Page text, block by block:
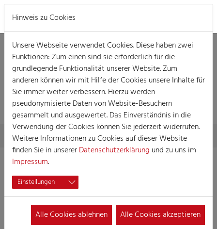
VERANSTALTUNG
Skip to main content
You are here:
Home Session Veranstaltungen Veranstaltung
Prunk- und Kostümsitzung
20.01.2024 19:00
Veranstaltungen, Prunksitzung, Kostümsitzung
Prunk- und Kostümsitzung der KKG Alt Lindenthal e.V.
Hinweis zu Cookies
Unsere Webseite verwendet Cookies. Diese haben zwei
Funktionen: Zum einen sind sie erforderlich für die
grundlegende Funktionalität unserer Website. Zum
anderen können wir mit Hilfe der Cookies unsere Inhalte für
Sie immer weiter verbessern. Hierzu werden
pseudonymisierte Daten von Website-Besuchern
gesammelt und ausgewertet. Das Einverständnis in die
Verwendung der Cookies können Sie jederzeit widerrufen.
Weitere Informationen zu Cookies auf dieser Website
finden Sie in unsererDatenschutzerklärung und zu uns im
Impressum.
Einstellungen
Alle Cookies ablehnen Alle Cookies akzeptieren